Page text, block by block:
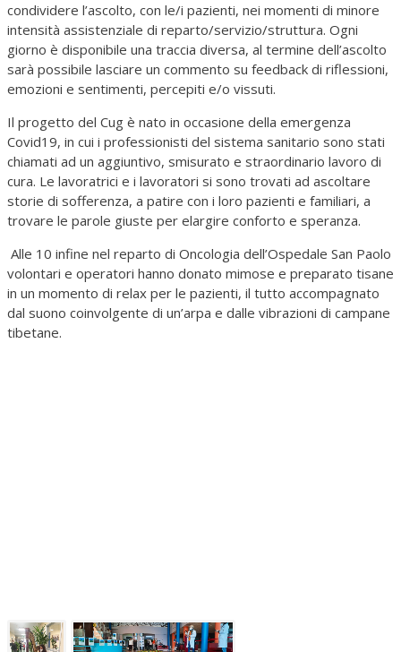
condividere l’ascolto, con le/i pazienti, nei momenti di minore
intensità assistenziale di reparto/servizio/struttura. Ogni
giorno è disponibile una traccia diversa, al termine dell’ascolto
sarà possibile lasciare un commento su feedback di riflessioni,
emozioni e sentimenti, percepiti e/o vissuti.
Il progetto del Cug è nato in occasione della emergenza
Covid19, in cui i professionisti del sistema sanitario sono stati
chiamati ad un aggiuntivo, smisurato e straordinario lavoro di
cura. Le lavoratrici e i lavoratori si sono trovati ad ascoltare
storie di sofferenza, a patire con i loro pazienti e familiari, a
trovare le parole giuste per elargire conforto e speranza.
Alle 10 infine nel reparto di Oncologia dell’Ospedale San Paolo
volontari e operatori hanno donato mimose e preparato tisane
in un momento di relax per le pazienti, il tutto accompagnato
dal suono coinvolgente di un’arpa e dalle vibrazioni di campane
tibetane.